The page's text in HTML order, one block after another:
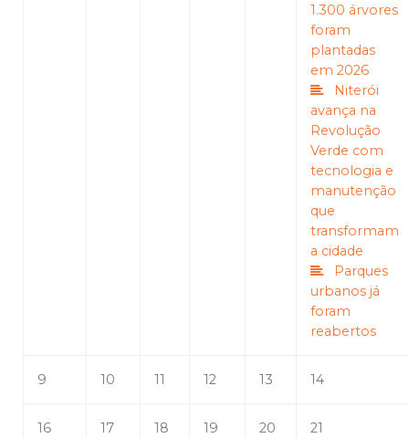
1.300 árvores
foram
plantadas
em 2026
Niterói
avança na
Revolução
Verde com
tecnologia e
manutenção
que
transformam
a cidade
Parques
urbanos já
foram
reabertos
9 10 11 12 13 14
16 17 18 19 20 21